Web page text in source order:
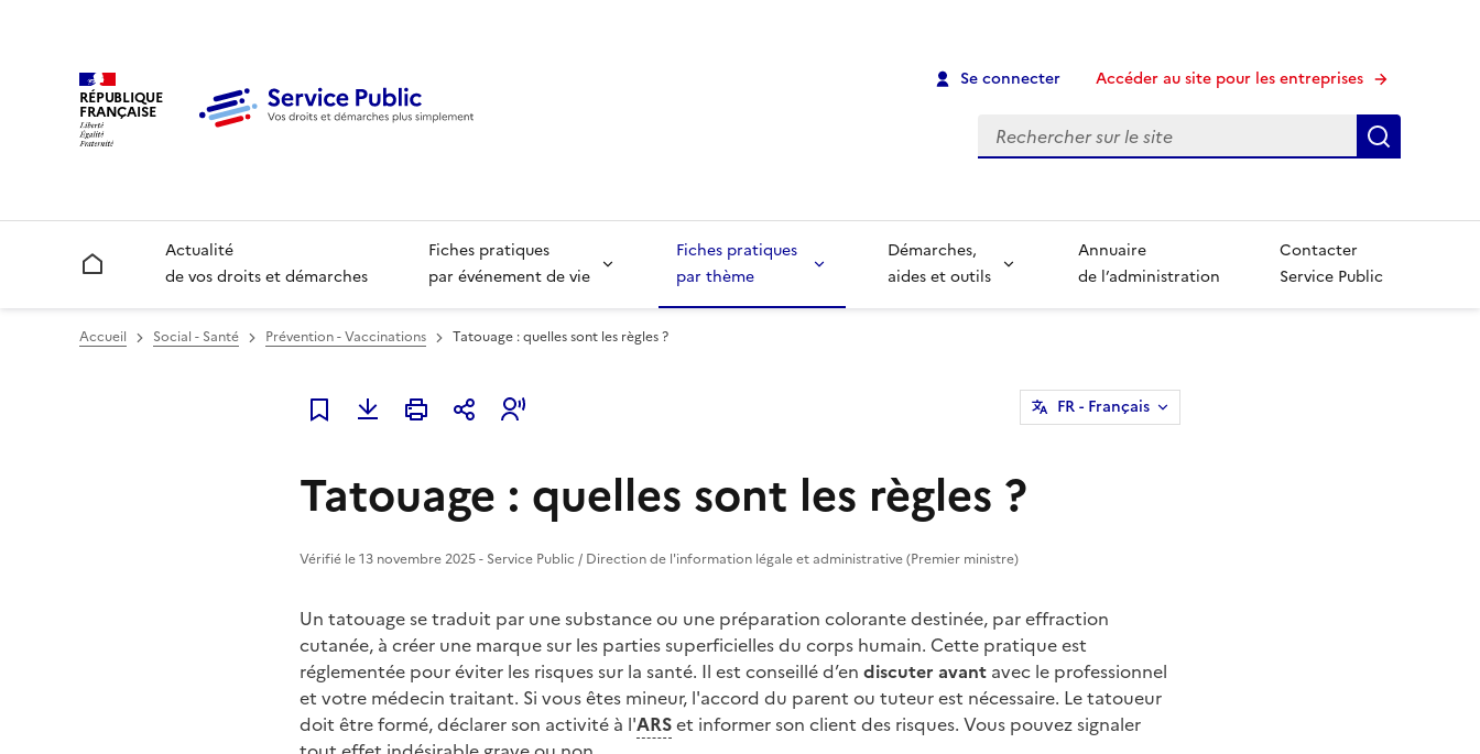
RÉPUBLIQUE
FRANÇAISE
Se connecter Accéder au site pour les entreprises
Recherche
Accueil
Actualité
de vos droits et démarches
Fiches pratiques
par événement de vie
Fiches pratiques
par thème
Démarches,
aides et outils
Annuaire
de l’administration
Contacter
Service Public
Accueil Social - Santé Prévention - Vaccinations Tatouage : quelles sont les règles ?
Ajouter à mes favoris
FR- Français
Tatouage : quelles sont les règles ?
Vérifié le 13 novembre 2025 - Service Public / Direction de l'information légale et administrative (Premier ministre)
Un tatouage se traduit par une substance ou une préparation colorante destinée, par effraction
cutanée, à créer une marque sur les parties superficielles du corps humain. Cette pratique est
réglementée pour éviter les risques sur la santé. Il est conseillé d’en discuter avant avec le professionnel
et votre médecin traitant. Si vous êtes mineur, l'accord du parent ou tuteur est nécessaire. Le tatoueur
doit être formé, déclarer son activité à l'ARSet informer son client des risques. Vous pouvez signaler